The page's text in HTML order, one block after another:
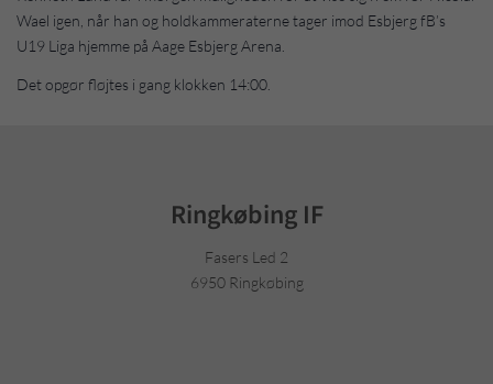
Wael igen, når han og holdkammeraterne tager imod Esbjerg fB’s
U19 Liga hjemme på Aage Esbjerg Arena.
Det opgør fløjtes i gang klokken 14:00.
Ringkøbing IF
Fasers Led 2
6950 Ringkøbing